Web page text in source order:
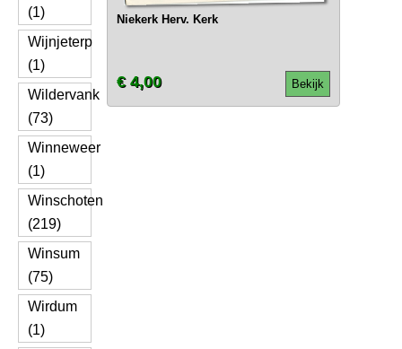
(1)
Wijnjeterp
(1)
Wildervank
(73)
Winneweer
(1)
Winschoten
(219)
Winsum
(75)
Wirdum
(1)
Niekerk Herv. Kerk
Bekijk
€ 4,00